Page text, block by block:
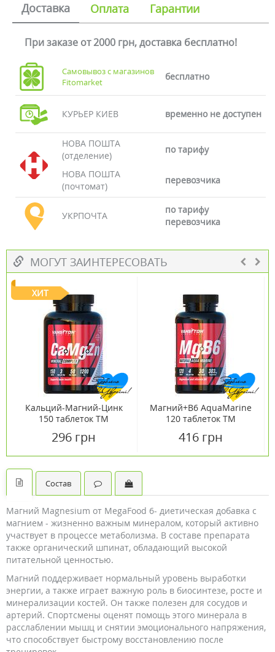
Доставка Оплата Гарантии
При заказе от 2000 грн, доставка бесплатно!
Самовывоз с магазинов
Fitomarket
бесплатно
КУРЬЕР КИЕВ временно не доступен
НОВА ПОШТА
(отделение)
по тарифу
НОВА ПОШТА
(почтомат)
перевозчика
УКРПОЧТА
по тарифу
перевозчика
МОГУТ ЗАИНТЕРЕСОВАТЬ
ХИТ
Кальций-Магний-Цинк
150 таблеток ТМ
296 грн
Магний+B6 AquaMarine
120 таблеток ТМ
416 грн
Состав
Магний Magnesium от MegaFood 6- диетическая добавка с
магнием - жизненно важным минералом, который активно
участвует в процессе метаболизма. В составе препарата
также органический шпинат, обладающий высокой
питательной ценностью.
Магний поддерживает нормальный уровень выработки
энергии, а также играет важную роль в биосинтезе, росте и
минерализации костей. Он также полезен для сосудов и
артерий. Спортсмены оценят помощь этого минерала в
расслаблении мышц и снятии эмоционального напряжения,
что способствует быстрому восстановлению после